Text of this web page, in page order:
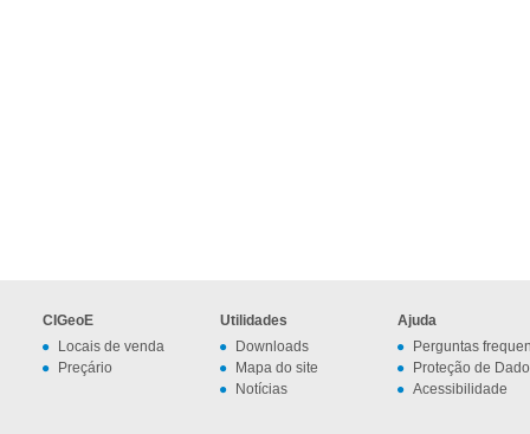
CIGeoE
Locais de venda
Preçário
Utilidades
Downloads
Mapa do site
Notícias
Ajuda
Perguntas
Proteção de
Acessibilidade